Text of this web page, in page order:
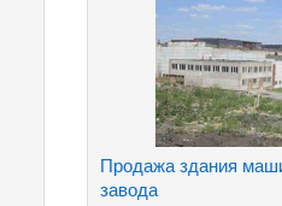
Продажа здания
завода